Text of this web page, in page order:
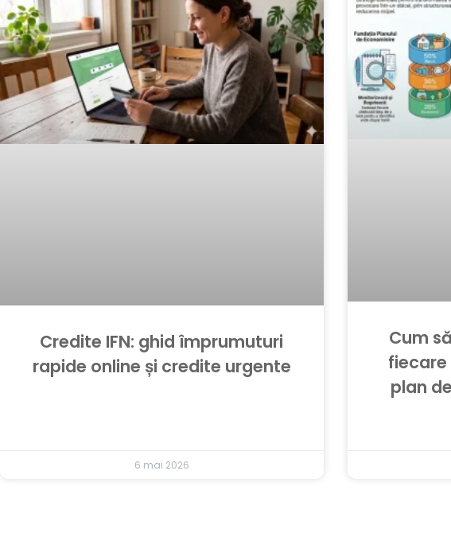
Credite IFN: ghid împrumuturi
rapide online și credite urgente
6 mai 2026
Cum
fiecare
plan